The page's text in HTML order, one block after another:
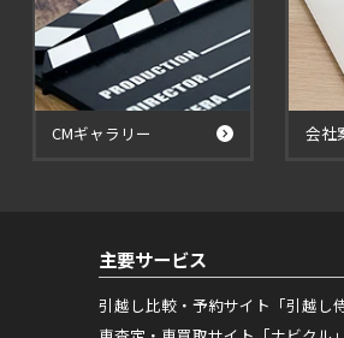
CMギャラリー 会社
主要サービス
引越し比較・予約サイト「引越し侍